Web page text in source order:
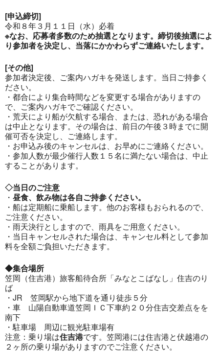
[申込締切]
令和８年３月１１日（水）必着
※なお、応募者多数のため抽選となります。締切後抽選によ
り参加者を決定し、当落にかかわらずご連絡いたします。
[その他]
参加者決定後、ご案内ハガキを発送します。当日ご持参く
ださい。
・都合により集合時間などを変更する場合がありますの
で、ご案内ハガキでご確認ください。
・荒天により船が欠航する場合、または、恐れがある場合
は中止となります。その場合は、前日の午後３時までに開
催可否を決定し、ご連絡します。
・お申込み後のキャンセルは、お早めにご連絡ください。
・参加人数が最少催行人数１５名に満たない場合は、中止
することがあります。
◇当日のご注意
・ 昼食、飲み物は各自ご持参ください。
・船は定期船に乗船します。他のお客様もおられるので、
ご注意ください。
・雨天決行としますので、雨具をご用意ください。
・当日キャンセルされた場合は、キャンセル料として参加
料を全額ご負担いただきます。
◆集合場所
笠岡（住吉港）旅客船待合所「みなとこばなし」住吉のり
ば
・JR 笠岡駅から地下道を通り徒歩５分
・車 山陽自動車道笠岡ＩＣ下車約２０分住吉交差点をを
南下
・駐車場 周辺に観光駐車場有
注意：乗り場は住吉港です。笠岡港には住吉港と伏越港の
２ヶ所の乗り場がありますのでご注意ください。